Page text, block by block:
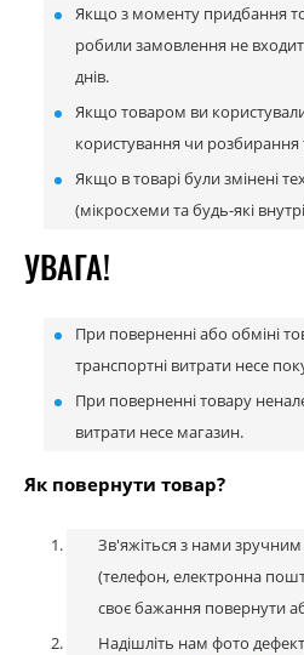
Якщо з моменту придбання
робили замовлення не
днів.
Якщо товаром ви
користування чи розбирання
Якщо в товарі були змінені
(мікросхеми та будь-які
УВАГА!
При поверненні або обміні
транспортні витрати несе
При поверненні товару
витрати несе магазин.
Як повернути товар?
Зв'яжіться з нами
(телефон, електронна
своє бажання повернути
Надішліть нам фото